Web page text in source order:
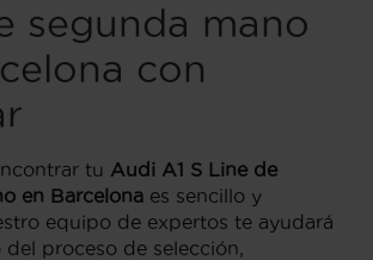
segunda mano
con
tu Audi A1 S Line de
en Barcelona es sencillo y
equipo de expertos te ayudará
del proceso de selección,